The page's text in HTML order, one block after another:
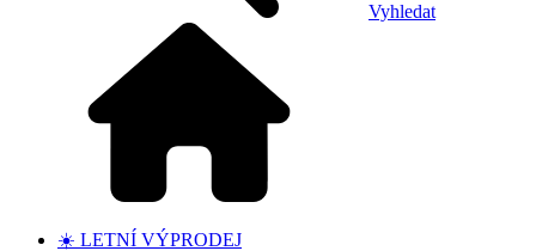
Vyhledat
☀️ LETNÍ VÝPRODEJ